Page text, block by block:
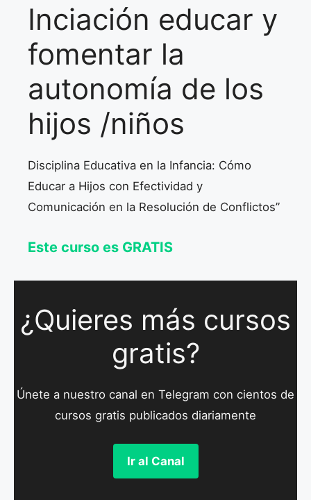
Inciación educar y
fomentar la
autonomía de los
hijos /niños
Disciplina Educativa en la Infancia: Cómo
Educar a Hijos con Efectividad y
Comunicación en la Resolución de Conflictos”
Este curso es GRATIS
¿Quieres más cursos
gratis?
Únete a nuestro canal en Telegram con cientos de
cursos gratis publicados diariamente
Ir al Canal